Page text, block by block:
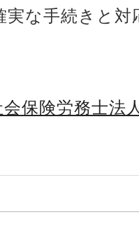
実な手続きと対
会保険労務士法